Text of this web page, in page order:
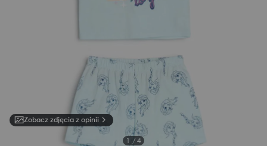
Zobacz zdjęcia z opinii
1 / 4